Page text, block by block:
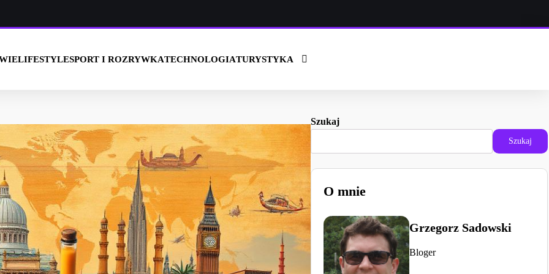
LIFESTYLESPORT I ROZRYWKATECHNOLOGIATURYSTYKA
Szukaj
Szukaj
O mnie
Grzegorz Sadowski
Bloger